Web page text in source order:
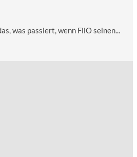
was pas­siert, wenn FiiO sei­nen...